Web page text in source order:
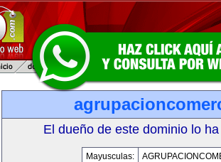
El dueño de este dominio lo
Mayusculas: